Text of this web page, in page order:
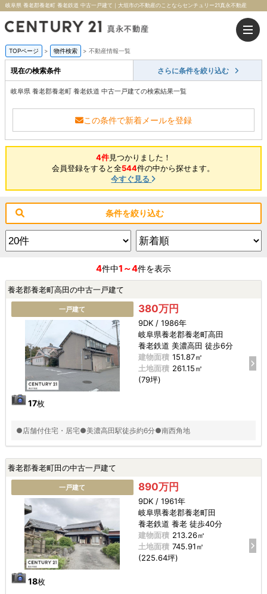
岐阜県 養老郡養老町 養老鉄道 中古一戸建て｜大垣市の不動産のことならセンチュリー21真永不動産
TOPページ > 物件検索 > 不動産情報一覧
現在の検索条件 さらに条件を絞り込む
岐阜県 養老郡養老町 養老鉄道 中古一戸建ての検索結果一覧
この条件で新着メールを登録
4件見つかりました！
会員登録をすると全544件の中から探せます。
今すぐ見る
条件を絞り込む
4件中1～4件を表示
養老郡養老町高田の中古一戸建て
一戸建て
17枚
380万円
9DK / 1986年
岐阜県養老郡養老町高田
養老鉄道 美濃高田 徒歩6分
建物面積 151.87㎡
土地面積 261.15㎡
(79坪)
●店舗付住宅・居宅●美濃高田駅徒歩約6分●南西角地
養老郡養老町田の中古一戸建て
一戸建て
18枚
890万円
9DK / 1961年
岐阜県養老郡養老町田
養老鉄道 養老 徒歩40分
建物面積 213.26㎡
土地面積 745.91㎡
(225.64坪)